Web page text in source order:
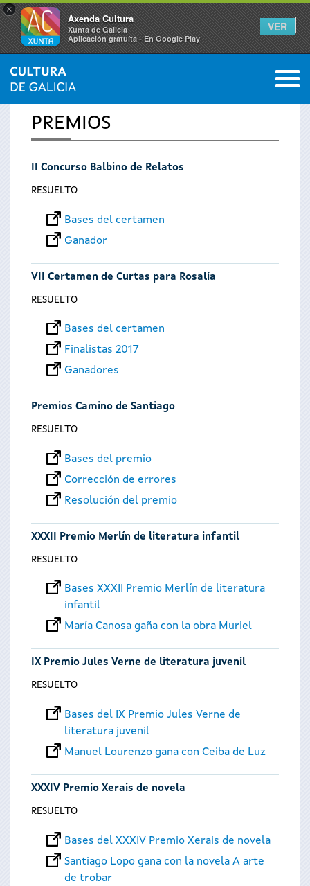
×
Axenda Cultura
Xunta de Galicia
Aplicación gratuíta - En Google Play
VER
Se
encuentra
usted
INICIO 0
PREMIOS
II Concurso Balbino de Relatos
RESUELTO
Bases del certamen
Ganador
VII Certamen de Curtas para Rosalía
RESUELTO
Bases del certamen
Finalistas 2017
Ganadores
Premios Camino de Santiago
RESUELTO
Bases del premio
Corrección de errores
Resolución del premio
XXXII Premio Merlín de literatura infantil
RESUELTO
Bases XXXII Premio Merlín de literatura
infantil
María Canosa gaña con la obra Muriel
IX Premio Jules Verne de literatura juvenil
RESUELTO
Bases del IX Premio Jules Verne de
literatura juvenil
Manuel Lourenzo gana con Ceiba de Luz
XXXIV Premio Xerais de novela
RESUELTO
Bases del XXXIV Premio Xerais de novela
Santiago Lopo gana con la novela A arte
de trobar